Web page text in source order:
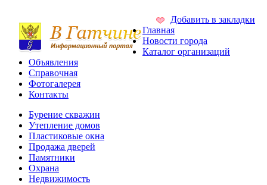
Добавить в закладки
Главная
Новости города
Каталог организаций
Объявления
Справочная
Фотогалерея
Контакты
Бурение скважин
Утепление домов
Пластиковые окна
Продажа дверей
Памятники
Охрана
Недвижимость